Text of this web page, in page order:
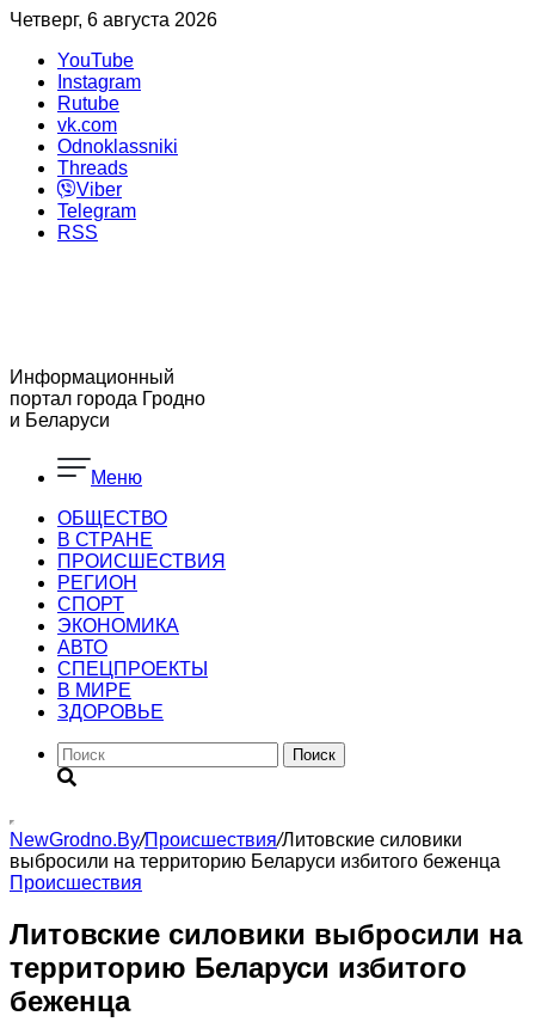
Четверг, 6 августа 2026
YouTube
Instagram
Rutube
vk.com
Odnoklassniki
Threads
Viber
Telegram
RSS
Информационный
портал города Гродно
и Беларуси
Меню
ОБЩЕСТВО
В СТРАНЕ
ПРОИСШЕСТВИЯ
РЕГИОН
CПОРТ
ЭКОНОМИКА
АВТО
СПЕЦПРОЕКТЫ
В МИРЕ
ЗДОРОВЬЕ
Поиск
NewGrodno.By/Происшествия/Литовские силовики
выбросили на территорию Беларуси избитого беженца
Происшествия
Литовские силовики выбросили на
территорию Беларуси избитого
беженца